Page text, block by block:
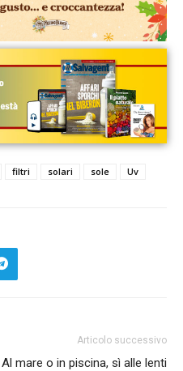
filtri solari sole Uv
Articolo successivo
Al mare o in piscina, sì alle lenti